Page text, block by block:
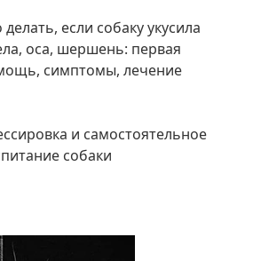
делать, если собаку укусила
оса, шершень: первая
симптомы, лечение
и самостоятельное
собаки